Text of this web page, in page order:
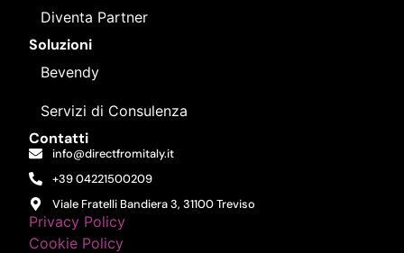
Diventa Partner
Soluzioni
Bevendy
Servizi di Consulenza
Contatti
info@directfromitaly.it
+39 04221500209
Viale Fratelli Bandiera 3, 31100 Treviso
Privacy Policy
Cookie Policy